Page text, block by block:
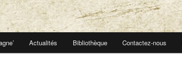
Actualités Bibliothèque Contactez-nous